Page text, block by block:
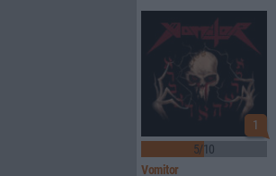
1
5/10
Vomitor